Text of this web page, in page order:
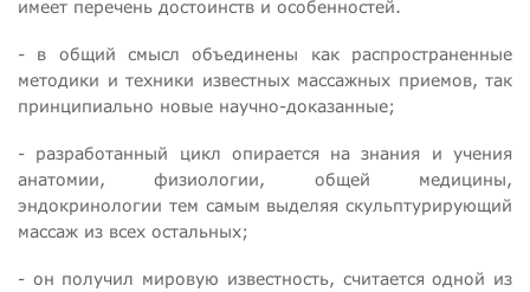
имеет перечень достоинств и особенностей.
- в общий смысл объединены как распространенные
методики и техники известных массажных приемов, так
принципиально новые научно-доказанные;
- разработанный цикл опирается на знания и учения
анатомии, физиологии, общей медицины,
эндокринологии тем самым выделяя скульптурирующий
массаж из всех остальных;
- он получил мировую известность, считается одной из